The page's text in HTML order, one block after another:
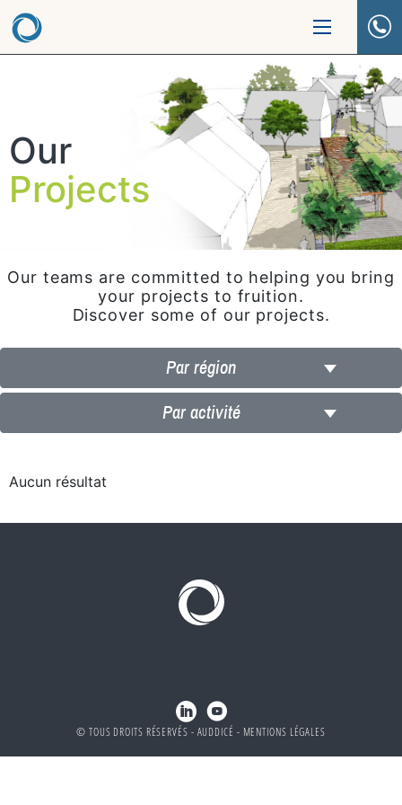
Our
Projects
Our teams are committed to helping you bring
your projects to fruition.
Discover some of our projects.
Par région
Par activité
Aucun résultat
© TOUS DROITS RÉSERVÉS - AUDDICÉ - MENTIONS LÉGALES